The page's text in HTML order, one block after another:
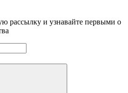
рассылку и узнавайте первыми о